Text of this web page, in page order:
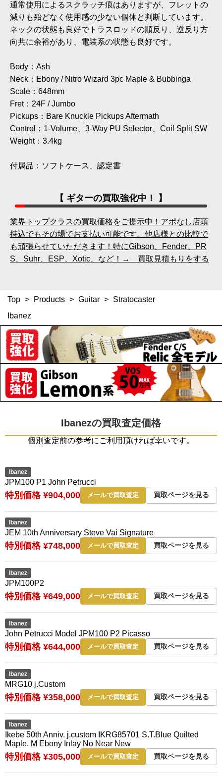
通常使用によるスクラッチ痕はありますが、フレットの
減りも殆どなく使用感の少ない個体と判断しています。
ネックの状態も良好でトラスロッドの順反り、逆反り方
向共に余裕があり、電装系の状態も良好です。
Body：Ash
Neck：Ebony / Nitro Wizard 3pc Maple & Bubbinga
Scale：648mm
Fret：24F / Jumbo
Pickups：Bare Knuckle Pickups Aftermath
Control：1-Volume、3-Way PU Selector、Coil Split SW
Weight：3.4kg
付属品：ソフトケース、認定書
【 ギターの買取強化中！ 】
業界トップクラスの買取価格をご提示中！アポなし店頭
持込でもその場でお支払い可能です。他店様との比較で
も頑張らせていただきます！特にGibson、Fender、PR
S、Suhr、ESP、Xotic、など！→ 買取見積もりをする
Top > Products > Guitar > Stratocaster
Ibanez
Ibanezの買取査定価格
個別査定前の参考にご利用頂ければ幸いです。
Ibanez
JPM100 P1 John Petrucci
特別価格 ¥904,000 メールで買取査定 買取ページを見る
Ibanez
JEM 10th Anniversary Steve Vai Signature
特別価格 ¥748,000 メールで買取査定 買取ページを見る
Ibanez
JPM100P2
特別価格 ¥649,000 メールで買取査定 買取ページを見る
Ibanez
John Petrucci Model JPM100 P2 Picasso
特別価格 ¥644,000 メールで買取査定 買取ページを見る
Ibanez
MRG10 j.Custom
特別価格 ¥358,000 メールで買取査定 買取ページを見る
Ibanez
Ikebe 50th Anniv. j.custom IKRG85701 S.T.Blue Quilted
Maple, M Ebony Inlay No Near New
特別価格 ¥305,000 メールで買取査定 買取ページを見る